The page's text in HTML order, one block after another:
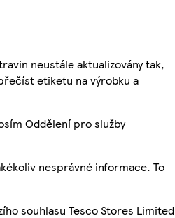
neustále aktualizovány tak,
etiketu na výrobku a
Oddělení pro služby
nesprávné informace. To
souhlasu Tesco Stores Limited